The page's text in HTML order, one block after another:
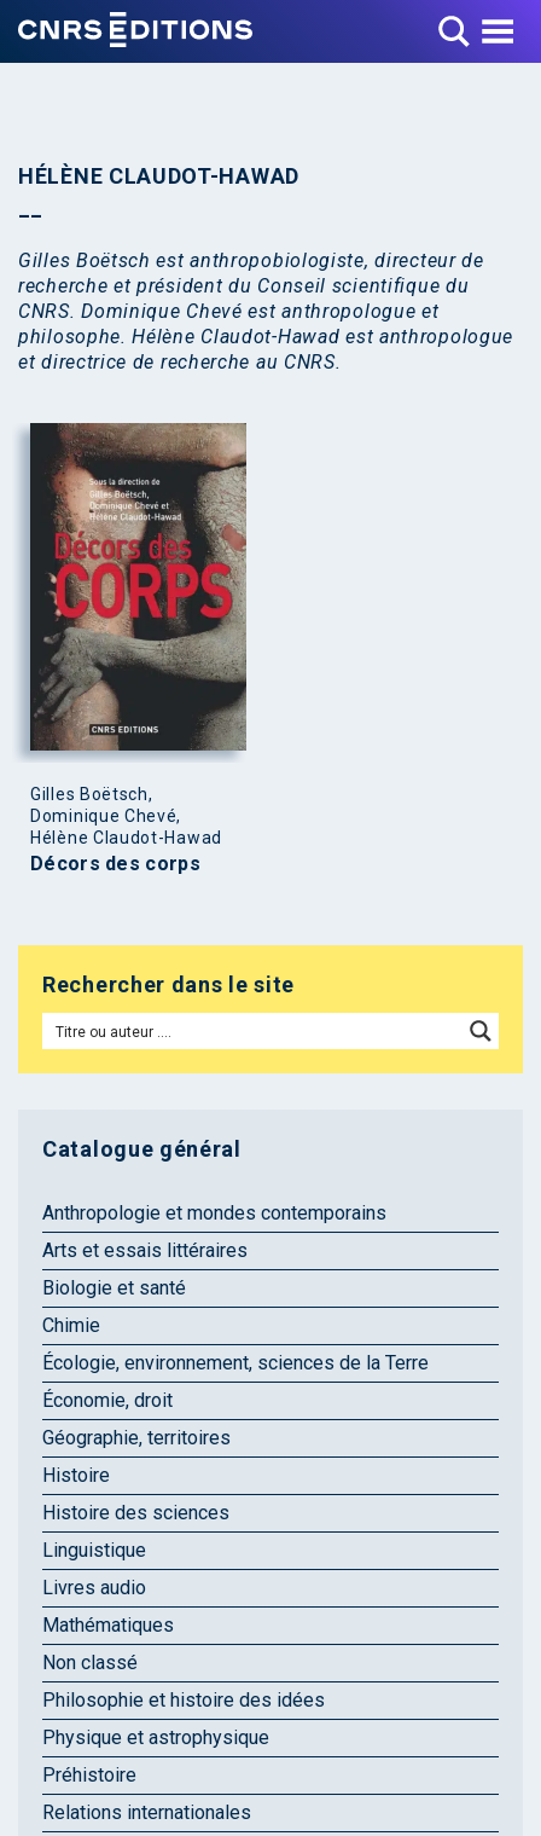
Toggle Menu
HÉLÈNE CLAUDOT-HAWAD
Gilles Boëtsch est anthropobiologiste, directeur de
recherche et président du Conseil scientifique du
CNRS. Dominique Chevé est anthropologue et
philosophe. Hélène Claudot-Hawad est anthropologue
et directrice de recherche au CNRS.
Gilles Boëtsch,
Dominique Chevé,
Hélène Claudot-Hawad
Décors des corps
Rechercher dans le site
Catalogue général
Anthropologie et mondes contemporains
Arts et essais littéraires
Biologie et santé
Chimie
Écologie, environnement, sciences de la Terre
Économie, droit
Géographie, territoires
Histoire
Histoire des sciences
Linguistique
Livres audio
Mathématiques
Non classé
Philosophie et histoire des idées
Physique et astrophysique
Préhistoire
Relations internationales